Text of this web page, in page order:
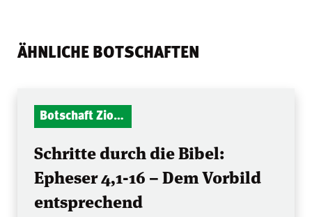
ÄHNLICHE BOTSCHAFTEN
Botschaft Zionshalle
Schritte durch die Bibel:
Epheser 4,1-16 – Dem Vorbild
entsprechend